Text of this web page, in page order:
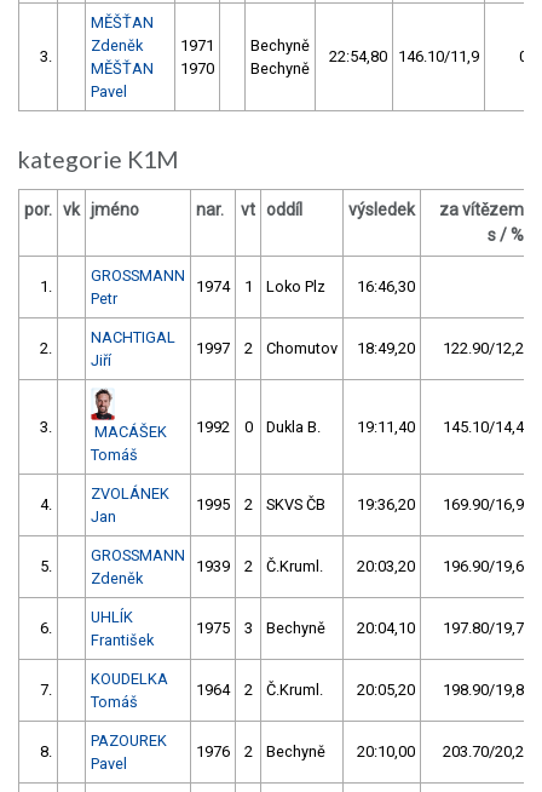
3.
MĚŠŤAN
Zdeněk
MĚŠŤAN
Pavel
1971
1970
Bechyně
Bechyně
22:54,80 146.10/11,9 0
kategorie K1M
por. vk jméno nar. vt oddíl výsledek
za vítězem
s / %
1.
GROSSMANN
Petr
1974 1 Loko Plz 16:46,30
2.
NACHTIGAL
Jiří
1997 2 Chomutov 18:49,20 122.90/12,2
3.
MACÁŠEK
Tomáš
1992 0 Dukla B. 19:11,40 145.10/14,4
4.
ZVOLÁNEK
Jan
1995 2 SKVS ČB 19:36,20 169.90/16,9
5.
GROSSMANN
Zdeněk
1939 2 Č.Kruml. 20:03,20 196.90/19,6
6.
UHLÍK
František
1975 3 Bechyně 20:04,10 197.80/19,7
7.
KOUDELKA
Tomáš
1964 2 Č.Kruml. 20:05,20 198.90/19,8
8.
PAZOUREK
Pavel
1976 2 Bechyně 20:10,00 203.70/20,2